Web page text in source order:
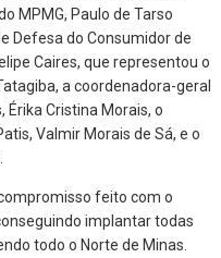
MPMG, Paulo de Tarso
Defesa do Consumidor de
Caires, que representou o
a coordenadora-geral
Érika Cristina Morais, o
Valmir Morais de Sá, e o
feito com o
implantar todas
todo o Norte de Minas.